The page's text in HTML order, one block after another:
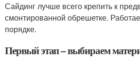
Сайдинг лучше всего крепить к
смонтированной обрешетке.
порядке.
Первый этап – выбираем